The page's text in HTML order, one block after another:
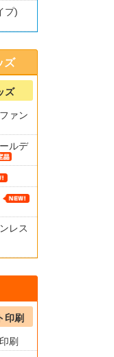
プ)
ズ
ズ
ァン
ルデ
レス
印刷
刷